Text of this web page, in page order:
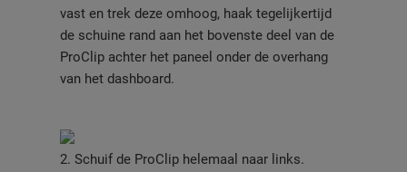
vast en trek deze omhoog, haak tegelijkertijd
de schuine rand aan het bovenste deel van de
ProClip achter het paneel onder de overhang
van het dashboard.
2. Schuif de ProClip helemaal naar links.